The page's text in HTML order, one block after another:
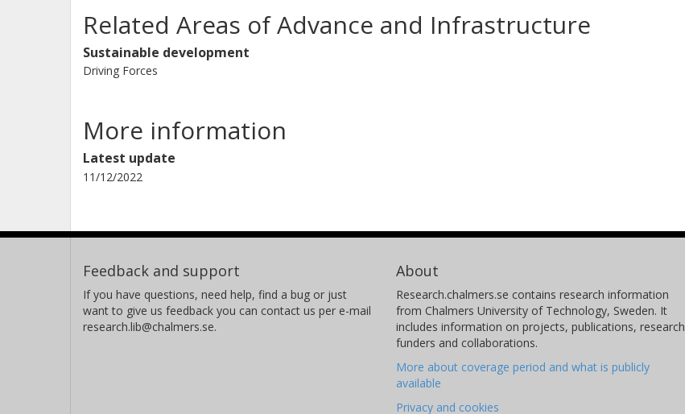
Related Areas of Advance and Infrastructure
Sustainable development
Driving Forces
More information
Latest update
11/12/2022
Feedback and support
If you have questions, need help, find a bug or just
want to give us feedback you can contact us per e-mail
research.lib@chalmers.se.
About
Research.chalmers.se contains research information
from Chalmers University of Technology, Sweden. It
includes information on projects, publications, research
funders and collaborations.
More about coverage period and what is publicly
available
Privacy and cookies